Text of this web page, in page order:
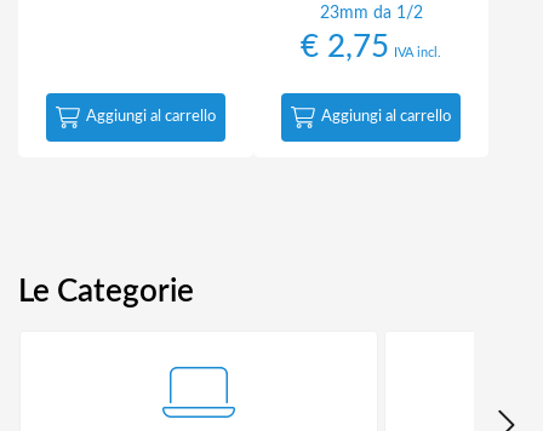
Aggiungi al carrello
23mm da 1/2
€ 2,75 IVA incl.
Aggiungi al carrello
Le Categorie